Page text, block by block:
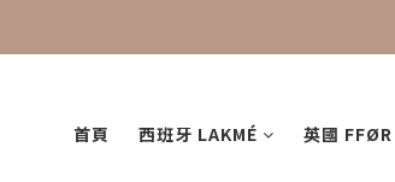
首頁 西班牙 LAKMÉ 英國 FFØR